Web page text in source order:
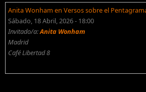
Anita Wonham en Versos sobre el
Sábado, 18 Abril, 2026 - 18:00
Invitado/a:Anita Wonham
Madrid
Café Libertad 8